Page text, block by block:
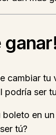
ser
en
tú?